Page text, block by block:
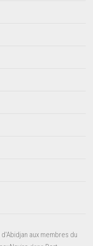
aux membres du